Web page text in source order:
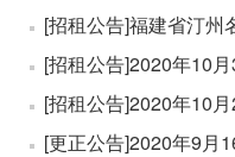
[招租公告]福建省汀州
[招租公告]2020年10
[招租公告]2020年10
[更正公告]2020年9月